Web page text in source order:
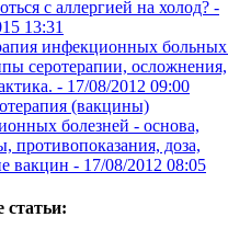
с аллергией на холод? -
13:31
инфекционных
серотерапии, осложнения,
- 17/08/2012 09:00
(вакцины)
болезней - основа,
противопоказания, доза,
вакцин - 17/08/2012 08:05
статьи: